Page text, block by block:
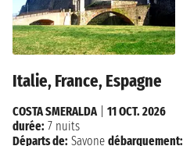
Italie, France, Espagne
COSTA SMERALDA
11 OCT. 2026
durée: 7 nuits
Départs de: Savone débarquement: